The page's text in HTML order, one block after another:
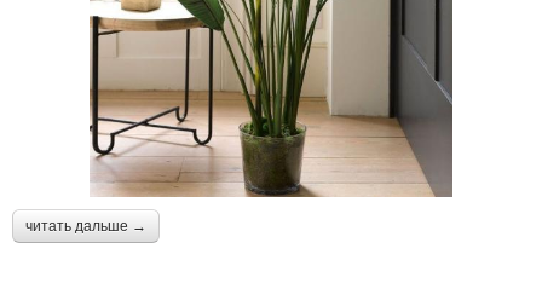
читать дальше →